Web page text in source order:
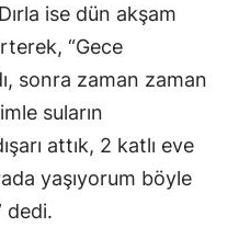
ise dün akşam
“Gece
sonra zaman zaman
suların
attık, 2 katlı eve
yaşıyorum böyle
dedi.